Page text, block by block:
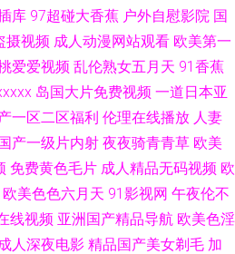
Av站 国产综合在线99 91夫妻交友 男人色情
91人妻人人操人人 欧美色图21P 91碰碰碰
列 欧美日韩sss www69男人天堂 亚洲欧美
女草逼视频91 日本韩国在线不卡视频 尤物
91午夜激情 97人妻人人操人 国产黄精品
库 97超碰大香蕉 户外自慰影院 国
摄视频 成人动漫网站观看 欧美第一
爱爱视频 乱伦熟女五月天 91香蕉
岛国大片免费视频 一道日本亚
一区二区福利 伦理在线播放 人妻
产一级片内射 夜夜骑青青草 欧美
免费黄色毛片 成人精品无码视频 欧
欧美色色六月天 91影视网 午夜伦不
线视频 亚洲国产精品导航 欧美色淫
人深夜电影 精品国产美女剃毛 加